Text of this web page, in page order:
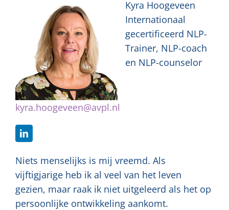
Kyra Hoogeveen
Internationaal
gecertificeerd NLP-
Trainer, NLP-coach
en NLP-counselor
kyra.hoogeveen@avpl.nl
Niets menselijks is mij vreemd. Als
vijftigjarige heb ik al veel van het leven
gezien, maar raak ik niet uitgeleerd als het op
persoonlijke ontwikkeling aankomt.